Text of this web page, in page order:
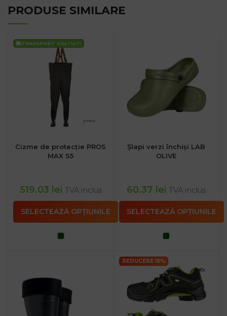
PRODUSE SIMILARE
TRANSPORT GRATUIT!
Cizme de protecție PROS
MAX S5
519.03 lei TVA inclus
SELECTEAZĂ OPȚIUNILE
Șlapi verzi închiși LAB
OLIVE
60.37 lei TVA inclus
SELECTEAZĂ OPȚIUNILE
REDUCERE 16%